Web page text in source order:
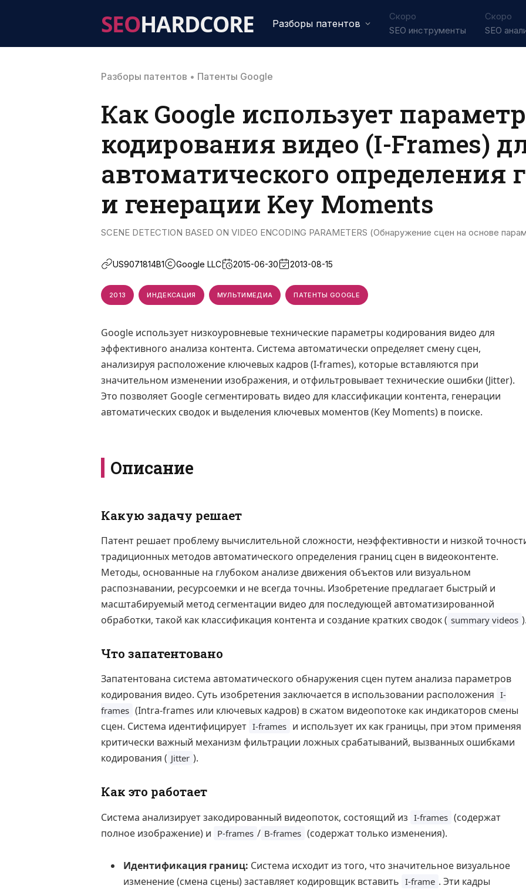
SEOHARDCORE Разборы патентов
Скоро
SEO инструменты
Скоро
SEO
Разборы патентов • Патенты Google
Как Google использует
кодирования видео (I-Frames)
автоматического определения
и генерации Key Moments
SCENE DETECTION BASED ON VIDEO ENCODING PARAMETERS (Обнаружение сцен на основе
US9071814B1 Google LLC 2015-06-30 2013-08-15
2013 ИНДЕКСАЦИЯ МУЛЬТИМЕДИА ПАТЕНТЫ GOOGLE
Google использует низкоуровневые технические параметры кодирования видео для
эффективного анализа контента. Система автоматически определяет смену сцен,
анализируя расположение ключевых кадров (I-frames), которые вставляются при
значительном изменении изображения, и отфильтровывает технические ошибки (Jitter).
Это позволяет Google сегментировать видео для классификации контента, генерации
автоматических сводок и выделения ключевых моментов (Key Moments) в поиске.
Описание
Какую задачу решает
Патент решает проблему вычислительной сложности, неэффективности и низкой
традиционных методов автоматического определения границ сцен в видеоконтенте.
Методы, основанные на глубоком анализе движения объектов или визуальном
распознавании, ресурсоемки и не всегда точны. Изобретение предлагает быстрый и
масштабируемый метод сегментации видео для последующей автоматизированной
обработки, такой как классификация контента и создание кратких сводок ( summary videos
Что запатентовано
Запатентована система автоматического обнаружения сцен путем анализа параметров
кодирования видео. Суть изобретения заключается в использовании расположения I-
frames (Intra-frames или ключевых кадров) в сжатом видеопотоке как индикаторов смены
сцен. Система идентифицирует I-frames и использует их как границы, при этом применяя
критически важный механизм фильтрации ложных срабатываний, вызванных ошибками
кодирования ( Jitter ).
Как это работает
Система анализирует закодированный видеопоток, состоящий из I-frames (содержат
полное изображение) и P-frames / B-frames (содержат только изменения).
Идентификация границ: Система исходит из того, что значительное визуальное
изменение (смена сцены) заставляет кодировщик вставить I-frame . Эти кадры